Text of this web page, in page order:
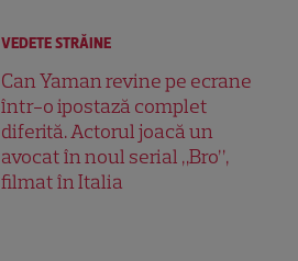
VEDETE STRĂINE
Can Yaman revine pe ecrane
într-o ipostază complet
diferită. Actorul joacă un
avocat în noul serial „Bro”,
filmat în Italia